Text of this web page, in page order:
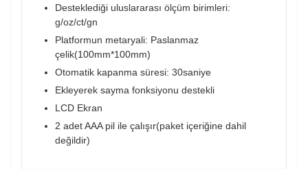
Desteklediği uluslararası ölçüm birimleri:
g/oz/ct/gn
Platformun metaryali: Paslanmaz
çelik(100mm*100mm)
Otomatik kapanma süresi: 30saniye
Ekleyerek sayma fonksiyonu destekli
LCD Ekran
2 adet AAA pil ile çalışır(paket içeriğine dahil
değildir)